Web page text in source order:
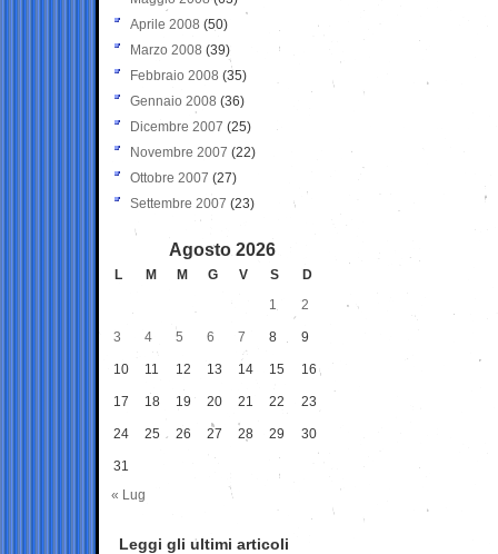
Aprile 2008 (50)
Marzo 2008 (39)
Febbraio 2008 (35)
Gennaio 2008 (36)
Dicembre 2007 (25)
Novembre 2007 (22)
Ottobre 2007 (27)
Settembre 2007 (23)
Agosto 2026
L M M G V S
D
1
2
3 4 5 6 7 8 9
10 11 12 13 14 15 16
17 18 19 20 21 22 23
24 25 26 27 28 29 30
31
« Lug
Leggi gli ultimi articoli